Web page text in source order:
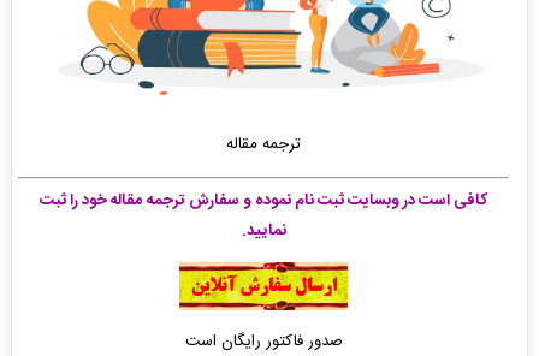
ترجمه مقاله
کافی است در وبسایت ثبت نام نموده و سفارش ترجمه مقاله خود را ثبت
نمایید.
صدور فاکتور رایگان است